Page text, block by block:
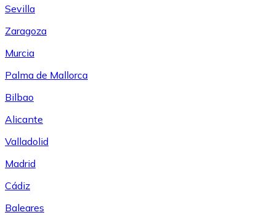
Sevilla
Zaragoza
Murcia
Palma de Mallorca
Bilbao
Alicante
Valladolid
Madrid
Cádiz
Baleares